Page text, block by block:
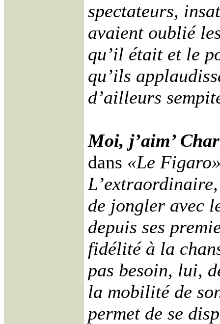
spectateurs,
avaient oublié
qu’il était et le
qu’ils
d’ailleurs
Moi, j’aim’
dans «Le
de jongler avec
depuis ses
fidélité à la
pas besoin, lui,
la mobilité de
permet de se